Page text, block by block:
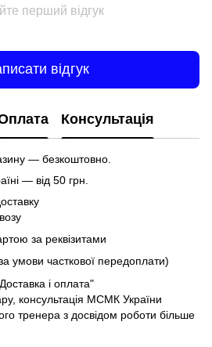
перший відгук
відгук
Консультація
— безкоштовно.
— від 50 грн.
за реквізитами
умови часткової передоплати)
і оплата"
консультація МСМК України
тренера з досвідом роботи більше